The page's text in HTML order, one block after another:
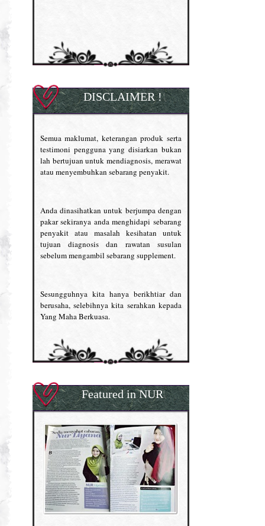
DISCLAIMER !
Semua maklumat, keterangan produk serta
testimoni pengguna yang disiarkan bukan
lah bertujuan untuk mendiagnosis, merawat
atau menyembuhkan sebarang penyakit.
Anda dinasihatkan untuk berjumpa dengan
pakar sekiranya anda menghidapi sebarang
penyakit atau masalah kesihatan untuk
tujuan diagnosis dan rawatan susulan
sebelum mengambil sebarang supplement.
Sesungguhnya kita hanya berikhtiar dan
berusaha, selebihnya kita serahkan kepada
Yang Maha Berkuasa.
Featured in NUR